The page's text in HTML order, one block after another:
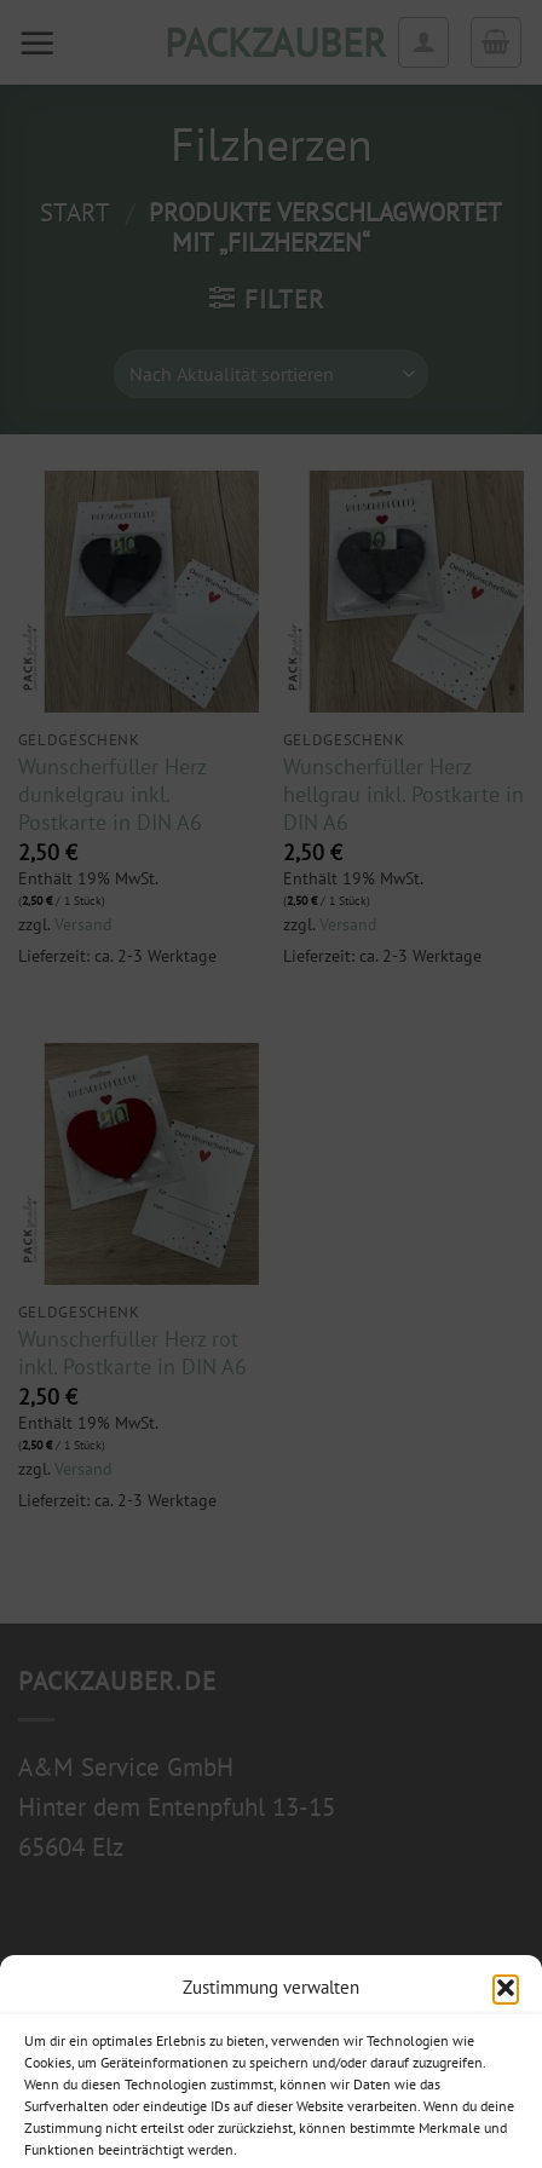
Zustimmung verwalten
Um dir ein optimales Erlebnis zu bieten, verwenden wir Technologien wie
Cookies, um Geräteinformationen zu speichern und/oder darauf zuzugreifen.
Wenn du diesen Technologien zustimmst, können wir Daten wie das
Surfverhalten oder eindeutige IDs auf dieser Website verarbeiten. Wenn du deine
Zustimmung nicht erteilst oder zurückziehst, können bestimmte Merkmale und
Funktionen beeinträchtigt werden.
Inhalt
PACKZAUBER
Filzherzen
START
PRODUKTE VERSCHLAGWORTET
MIT „FILZHERZEN“
FILTER
GELDGESCHENK
Wunscherfüller Herz
dunkelgrau inkl.
Postkarte in DIN A6
2,50 €
Enthält 19% MwSt.
(2,50€/ 1 Stück)
zzgl. Versand
Lieferzeit: ca. 2-3 Werktage
GELDGESCHENK
Wunscherfüller Herz
hellgrau inkl. Postkarte in
DIN A6
2,50 €
Enthält 19% MwSt.
(2,50€/ 1 Stück)
zzgl. Versand
Lieferzeit: ca. 2-3 Werktage
GELDGESCHENK
Wunscherfüller Herz rot
inkl. Postkarte in DIN A6
2,50 €
Enthält 19% MwSt.
(2,50€/ 1 Stück)
zzgl. Versand
Lieferzeit: ca. 2-3 Werktage
PACKZAUBER.DE
A&M Service GmbH
Hinter dem Entenpfuhl 13-15
65604 Elz
Allgemeine Geschäftsbedingungen
Impressum
Datenschutzerklärung